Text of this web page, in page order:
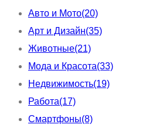
Авто и Мото(20)
Арт и Дизайн(35)
Животные(21)
Мода и Красота(33)
Недвижимость(19)
Работа(17)
Смартфоны(8)